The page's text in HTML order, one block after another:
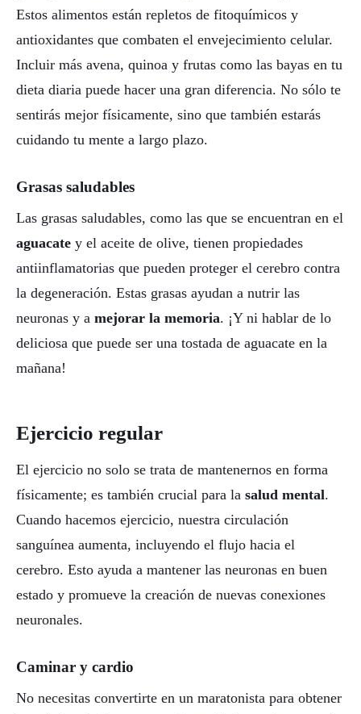
Estos alimentos están repletos de fitoquímicos y
antioxidantes que combaten el envejecimiento celular.
Incluir más avena, quinoa y frutas como las bayas en tu
dieta diaria puede hacer una gran diferencia. No sólo te
sentirás mejor físicamente, sino que también estarás
cuidando tu mente a largo plazo.
Grasas saludables
Las grasas saludables, como las que se encuentran en el
aguacate y el aceite de olive, tienen propiedades
antiinflamatorias que pueden proteger el cerebro contra
la degeneración. Estas grasas ayudan a nutrir las
neuronas y a mejorar la memoria. ¡Y ni hablar de lo
deliciosa que puede ser una tostada de aguacate en la
mañana!
Ejercicio regular
El ejercicio no solo se trata de mantenernos en forma
físicamente; es también crucial para la salud mental.
Cuando hacemos ejercicio, nuestra circulación
sanguínea aumenta, incluyendo el flujo hacia el
cerebro. Esto ayuda a mantener las neuronas en buen
estado y promueve la creación de nuevas conexiones
neuronales.
Caminar y cardio
No necesitas convertirte en un maratonista para obtener